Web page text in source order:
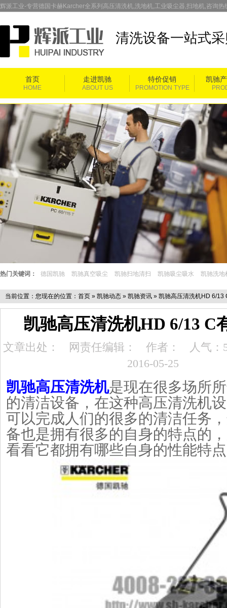
辉派工业-专营德国卡赫Karcher全系列高压清洗机,洗地机,工业吸尘器,扫地机,咨询
清洗设备一站式
首页 走进凯驰 特价促销 凯驰
HOME ABOUT US PROMOTION TYPE
热门关键词： 德国凯驰 凯驰真空吸尘 凯驰扫地清扫 凯驰吸尘吸水 凯驰洗地
当前位置：您现在的位置： 首页 » 凯驰动态 » 凯驰资讯 » 凯驰高压清洗机HD 6/13
凯驰高压清洗机HD 6/13 C
文章出处： 网责任编辑： 作者：
人气：
2016-05-25
凯驰高压清洗机是现在很多场所
的清洁设备，在这种高压清洗机
可以完成人们的很多的清洁任务
备也是拥有很多的自身的特点的
看看它都拥有哪些自身的性能特